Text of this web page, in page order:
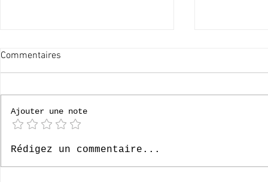
60x merci !
Commentaires
Ajouter une note
Rédigez un commentaire...